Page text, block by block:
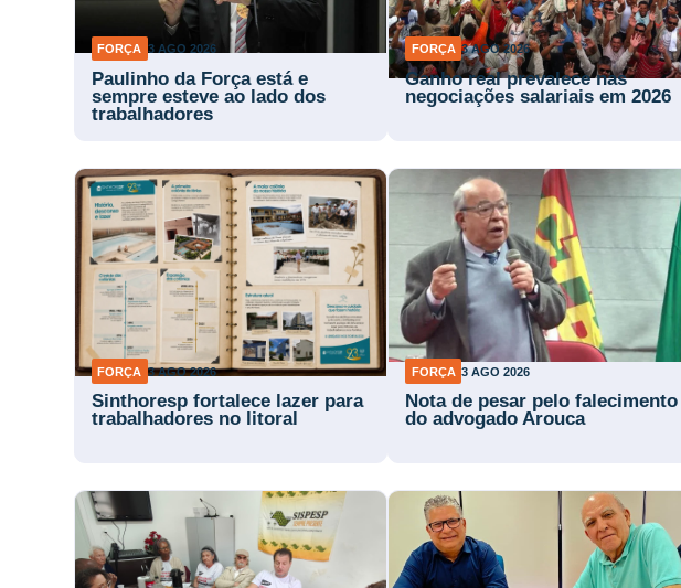
FORÇA 3 AGO 2026
Paulinho da Força está e
sempre esteve ao lado dos
trabalhadores
FORÇA 3 AGO 2026
Ganho real prevalece nas
negociações salariais em 2026
FORÇA 3 AGO 2026
Sinthoresp fortalece lazer para
trabalhadores no litoral
FORÇA 3 AGO 2026
Nota de pesar pelo falecimento
do advogado Arouca